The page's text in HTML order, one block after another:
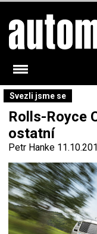
Svezli jsme se
Rolls-Royce
ostatní
Petr Hanke